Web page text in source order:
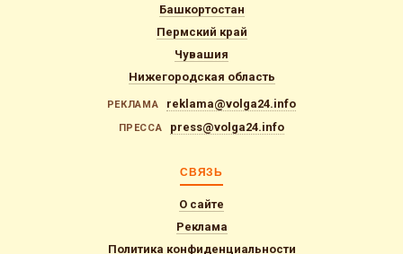
Башкортостан
Пермский край
Чувашия
Нижегородская область
РЕКЛАМА reklama@volga24.info
ПРЕССА press@volga24.info
СВЯЗЬ
О сайте
Реклама
Политика конфиденциальности